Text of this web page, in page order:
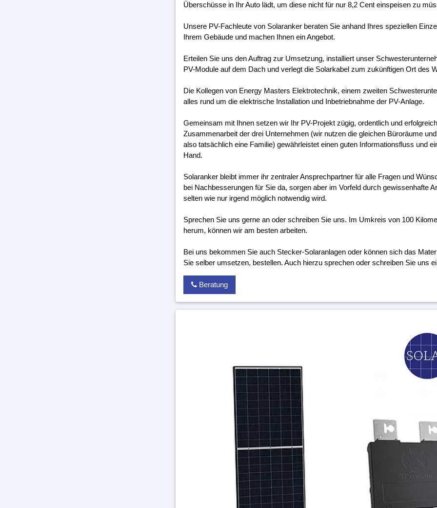
Überschüsse in Ihr Auto lädt, um diese nicht für nur 8,2 Cent einspeisen zu
Unsere PV-Fachleute von Solaranker beraten Sie anhand Ihres speziellen
Ihrem Gebäude und machen Ihnen ein Angebot.
Erteilen Sie uns den Auftrag zur Umsetzung, installiert unser
PV-Module auf dem Dach und verlegt die Solarkabel zum zukünftigen Ort des
Die Kollegen von Energy Masters Elektrotechnik, einem zweiten
alles rund um die elektrische Installation und Inbetriebnahme der PV-Anlage.
Gemeinsam mit Ihnen setzen wir Ihr PV-Projekt zügig, ordentlich und
Zusammenarbeit der drei Unternehmen (wir nutzen die gleichen Büroräume
also tatsächlich eine Familie) gewährleistet einen guten Informationsfluss und
Hand.
Solaranker bleibt immer ihr zentraler Ansprechpartner für alle Fragen und
bei Nachbesserungen für Sie da, sorgen aber im Vorfeld durch gewissenhafte
selten wie nur irgend möglich notwendig wird.
Sprechen Sie uns gerne an oder schreiben Sie uns. Im Umkreis von 100
herum, können wir am besten arbeiten.
Bei uns bekommen Sie auch Stecker-Solaranlagen oder können sich das
Sie selber umsetzen, bestellen. Auch hierzu sprechen oder schreiben Sie uns
Beratung